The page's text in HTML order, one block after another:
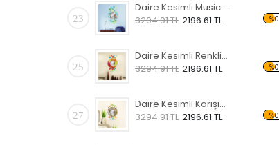
23
Daire Kesimli Music Yazılı Kelebekli Dekoratif Ahşap Çerçeveli Ayna
3294.91 TL 2196.61 TL %0
25
Daire Kesimli Renkli Kalpli Kelebekli Dekoratif Ahşap Çerçeveli Ayna
3294.91 TL 2196.61 TL %0
27
Daire Kesimli Karışık Yazılı ve Kelebekli Dekoratif Ahşap Çerçeveli Ayna
3294.91 TL 2196.61 TL %0